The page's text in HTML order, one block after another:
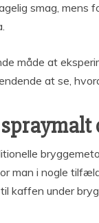
smag,
måde at
at se,
man i nogle
kaffen under